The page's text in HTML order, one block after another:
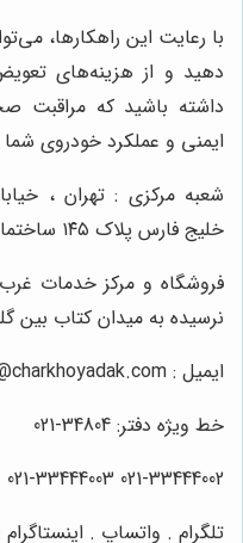
با رعایت این راهکارها،
دهید و از هزینه‌های
داشته باشید که مراقبت
ایمنی و عملکرد خودروی شما
شعبه مرکزی : تهران ،
خلیج فارس پلاک ۱۴۵ ساختمان چرخ و یدک.
فروشگاه و مرکز خدمات غرب
نرسیده به میدان کتاب بین
ایمیل : info@charkhoyadak.com
خط ویژه دفتر: 34804-021
021-33444002 021-33444003
تلگرام . واتساپ . اینستاگرام :